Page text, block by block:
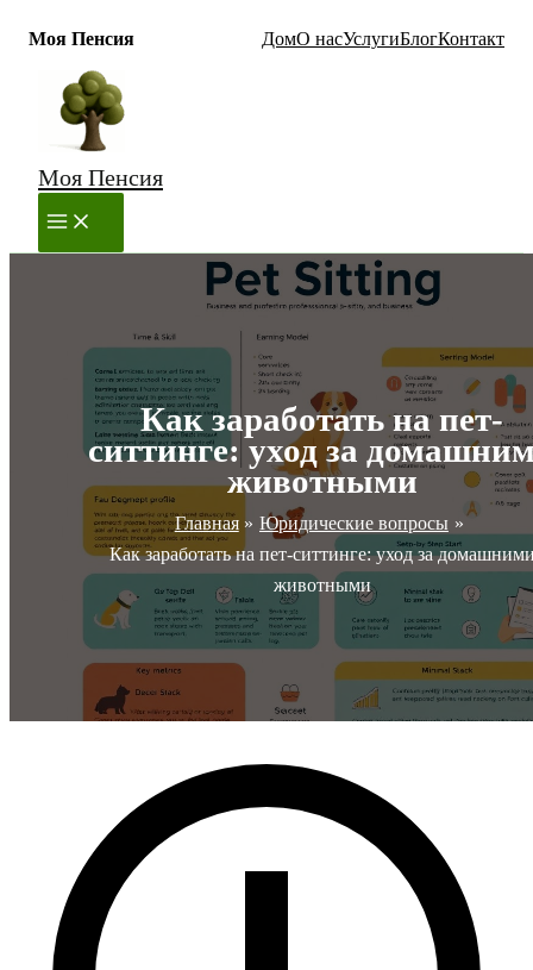
Моя Пенсия ДомО насУслугиБлогКонтакт
Перейти
содержимому
Моя Пенсия
MAIN
MENU
Как заработать на пет-
ситтинге: уход за
животными
Главная
Юридические вопросы
Как заработать на пет-ситтинге: уход за
животными